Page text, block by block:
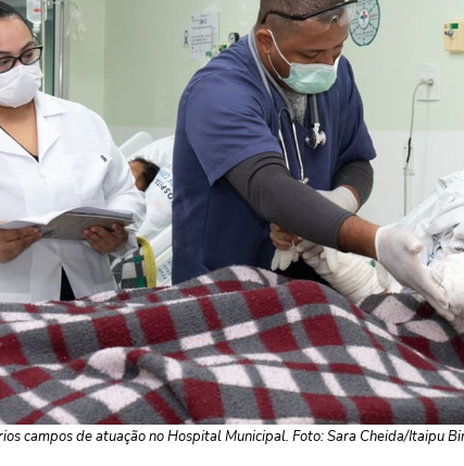
campos de atuação no Hospital Municipal. Foto: Sara Cheida/Itaipu